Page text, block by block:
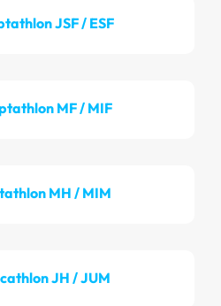
JSF / ESF
MF / MIF
MH / MIM
JH / JUM